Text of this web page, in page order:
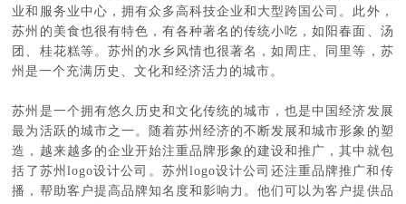
业和服务业中心，拥有众多高科技企业和大型跨国公司。此外，
苏州的美食也很有特色，有各种著名的传统小吃，如阳春面、汤
团、桂花糕等。苏州的水乡风情也很著名，如周庄、同里等，苏
州是一个充满历史、文化和经济活力的城市。
苏州是一个拥有悠久历史和文化传统的城市，也是中国经济发展
最为活跃的城市之一。随着苏州经济的不断发展和城市形象的塑
造，越来越多的企业开始注重品牌形象的建设和推广，其中就包
括了苏州logo设计公司。苏州logo设计公司还注重品牌推广和传
播，帮助客户提高品牌知名度和影响力。他们可以为客户提供品